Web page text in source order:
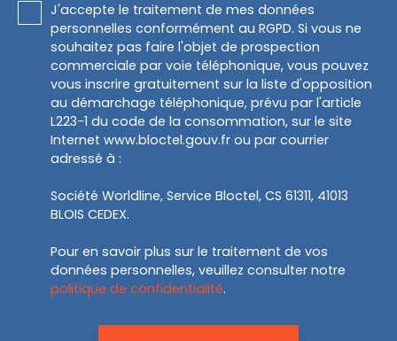
J'accepte le traitement de mes données
personnelles conformément au RGPD. Si vous ne
souhaitez pas faire l'objet de prospection
commerciale par voie téléphonique, vous pouvez
vous inscrire gratuitement sur la liste d'opposition
au démarchage téléphonique, prévu par l'article
L223-1 du code de la consommation, sur le site
Internet www.bloctel.gouv.fr ou par courrier
adressé à :
Société Worldline, Service Bloctel, CS 61311, 41013
BLOIS CEDEX.
Pour en savoir plus sur le traitement de vos
données personnelles, veuillez consulter notre
politique de confidentialité.